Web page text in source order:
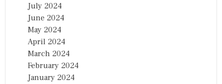
July 2024
June 2024
May 2024
April 2024
March 2024
February 2024
January 2024